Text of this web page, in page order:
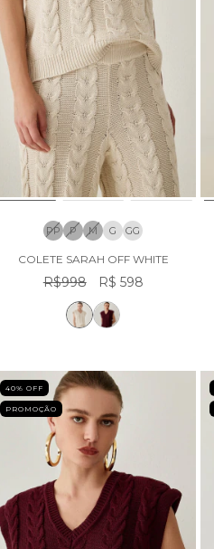
PP P M G GG
COLETE SARAH OFF WHITE
R$998 R$ 598
40% OFF
PROMOÇÃO